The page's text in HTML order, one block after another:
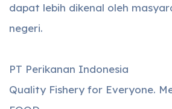
dapat lebih dikenal oleh
negeri.
PT Perikanan Indonesia
Quality Fishery for Everyone.